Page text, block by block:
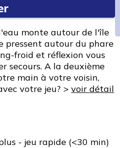
monte autour de l'île
pressent autour du phare
froid et réflexion vous
secours. A la deuxième
main à votre voisin,
votre jeu? >voir détail
- jeu rapide (<30 min)